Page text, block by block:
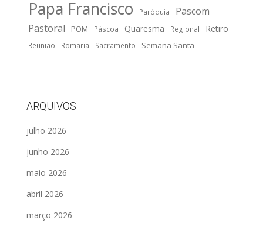
Papa Francisco Paróquia
Pascom
Pastoral
POM Páscoa Quaresma Regional Retiro
Reunião Romaria Sacramento Semana Santa
ARQUIVOS
julho 2026
junho 2026
maio 2026
abril 2026
março 2026